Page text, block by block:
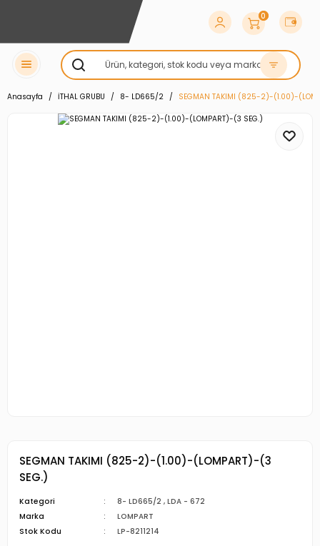
0
Anasayfa İTHAL GRUBU 8- LD665/2 SEGMAN TAKIMI (825-2)-(1.00)-
SEGMAN TAKIMI (825-2)-(1.00)-(LOMPART)-(3
SEG.)
Kategori 8- LD665/2 ,LDA - 672
Marka
LOMPART
Stok Kodu
LP-8211214